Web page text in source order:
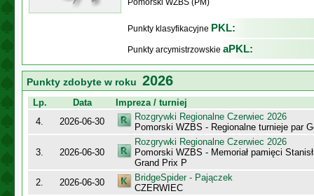
Pomorski WZBS (PM)
Punkty klasyfikacyjne PKL:
Punkty arcymistrzowskie aPKL:
Punkty zdobyte w roku 2026
Lp. Data
Impreza / turniej
4.
2026-06-30
Rozgrywki Regionalne Czerwiec 2026
Pomorski WZBS - Regionalne turnieje par
3. 2026-06-30
Rozgrywki Regionalne Czerwiec 2026
Pomorski WZBS - Memoriał pamięci
Grand Prix P
2.
2026-06-30
BridgeSpider - Pajączek
CZERWIEC